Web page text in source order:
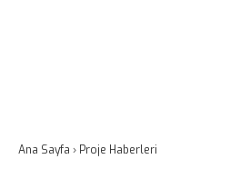
Ana Sayfa › Proje Haberleri